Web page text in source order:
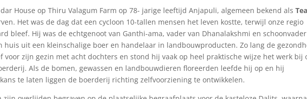
House op Thiru Valagum Farm op 78- jarige leeftijd Anjapuli, algemeen bekend als
Het was de dag dat een cycloon 10-tallen mensen het leven kostte, terwijl onze regio
bleef. Hij was de echtgenoot van Ganthi-ama, vader van Dhanalakshmi en
huis uit een kleinschalige boer en handelaar in landbouwproducten. Zo lang de
voor zijn gezin met acht dochters en stond hij vaak op heel praktische wijze het werk bij
Als de bomen, gewassen en landbouwdieren floreerden leefde hij op en hij
te laten liggen de boerderij richting zelfvoorziening te ontwikkelen.